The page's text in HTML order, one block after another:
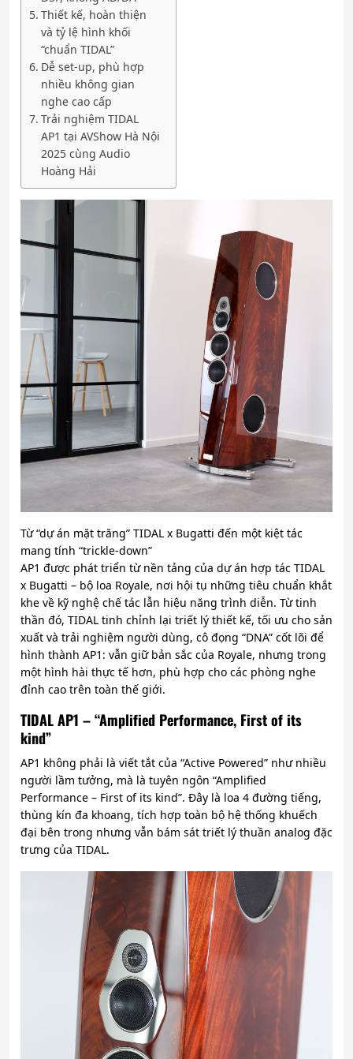
Thiết kế, hoàn thiện
và tỷ lệ hình khối
“chuẩn TIDAL”
Dễ set-up, phù hợp
nhiều không gian
nghe cao cấp
Trải nghiệm TIDAL
AP1 tại AVShow Hà Nội
2025 cùng Audio
Hoàng Hải
Từ “dự án mặt trăng” TIDAL x Bugatti đến một kiệt tác
mang tính “trickle-down”
AP1 được phát triển từ nền tảng của dự án hợp tác TIDAL
x Bugatti – bộ loa Royale, nơi hội tụ những tiêu chuẩn khắt
khe về kỹ nghệ chế tác lẫn hiệu năng trình diễn. Từ tinh
thần đó, TIDAL tinh chỉnh lại triết lý thiết kế, tối ưu cho sản
xuất và trải nghiệm người dùng, cô đọng “DNA” cốt lõi để
hình thành AP1: vẫn giữ bản sắc của Royale, nhưng trong
một hình hài thực tế hơn, phù hợp cho các phòng nghe
đỉnh cao trên toàn thế giới.
TIDAL AP1 – “Amplified Performance, First of its
kind”
AP1 không phải là viết tắt của “Active Powered” như nhiều
người lầm tưởng, mà là tuyên ngôn “Amplified
Performance – First of its kind”. Đây là loa 4 đường tiếng,
thùng kín đa khoang, tích hợp toàn bộ hệ thống khuếch
đại bên trong nhưng vẫn bám sát triết lý thuần analog đặc
trưng của TIDAL.